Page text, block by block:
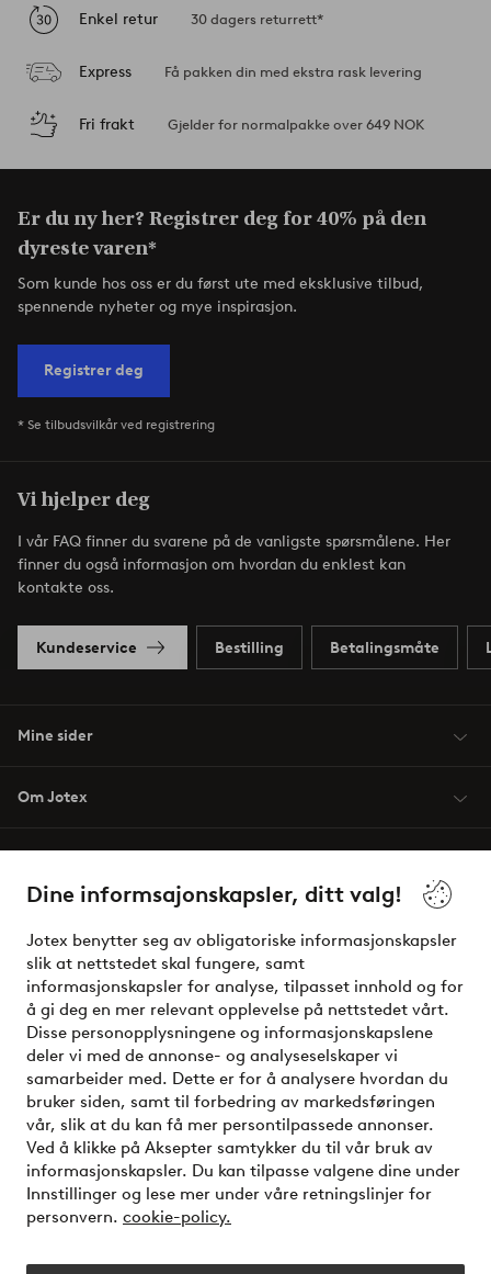
Dine informsajonskapsler, ditt valg!
Jotex benytter seg av obligatoriske informasjonskapsler
slik at nettstedet skal fungere, samt
informasjonskapsler for analyse, tilpasset innhold og for
å gi deg en mer relevant opplevelse på nettstedet vårt.
Disse personopplysningene og informasjonskapslene
deler vi med de annonse- og analyseselskaper vi
samarbeider med. Dette er for å analysere hvordan du
bruker siden, samt til forbedring av markedsføringen
vår, slik at du kan få mer persontilpassede annonser.
Ved å klikke på Aksepter samtykker du til vår bruk av
informasjonskapsler. Du kan tilpasse valgene dine under
Innstillinger og lese mer under våre retningslinjer for
personvern. cookie-policy.
Enkel retur 30 dagers returrett*
Express Få pakken din med ekstra rask levering
Fri frakt Gjelder for normalpakke over 649 NOK
Er du ny her? Registrer deg for 40% på den
dyreste varen*
Som kunde hos oss er du først ute med eksklusive tilbud,
spennende nyheter og mye inspirasjon.
Registrer deg
* Se tilbudsvilkår ved registrering
Vi hjelper deg
I vår FAQ finner du svarene på de vanligste spørsmålene. Her
finner du også informasjon om hvordan du enklest kan
kontakte oss.
Kundeservice Bestilling Betalingsmåte
Mine sider
Om Jotex
Venner
Sikre betalinger - Betal direkte eller del opp
Vil du vite mer om våre betalingsalternativer?
elpy